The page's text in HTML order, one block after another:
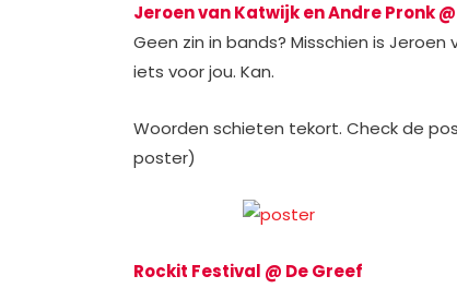
Jeroen van Katwijk en Andre Pronk
Geen zin in bands? Misschien is
iets voor jou. Kan.
Woorden schieten tekort. Check de
poster)
Rockit Festival @ De Greef